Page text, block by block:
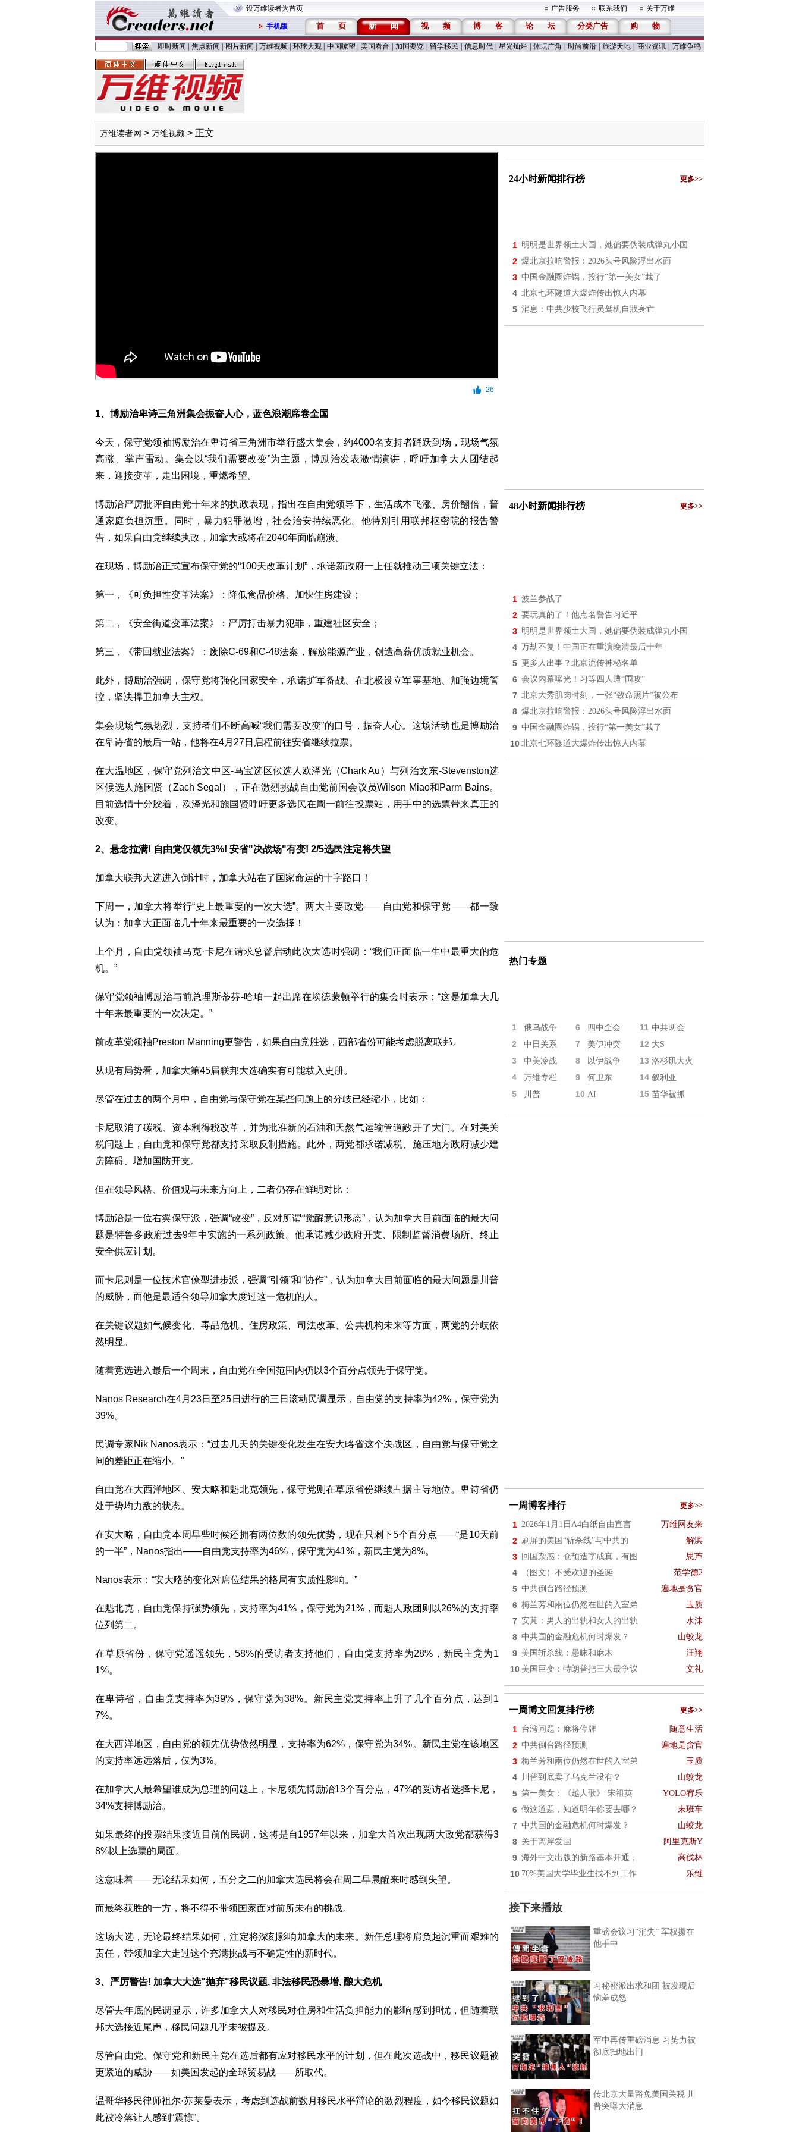
设万维读者为首页 广告服务 联系我们 关于万维
手机版 首 页 新 闻 视 频 博 客 论 坛 分类广告 购 物
即时新闻 焦点新闻 图片新闻 万维视频 环球大观 中国嘹望 美国看台 加国要览 留学移民 信息时代 星光灿烂 体坛广角 时尚前沿 旅游天地 商业资讯 万维争鸣
万维读者网 > 万维视频 > 正文
26
1、博励治卑诗三角洲集会振奋人心，蓝色浪潮席卷全国
今天，保守党领袖博励治在卑诗省三角洲市举行盛大集会，约4000名支持者踊跃到场，现场气氛
高涨、掌声雷动。集会以“我们需要改变”为主题，博励治发表激情演讲，呼吁加拿大人团结起
来，迎接变革，走出困境，重燃希望。
博励治严厉批评自由党十年来的执政表现，指出在自由党领导下，生活成本飞涨、房价翻倍，普
通家庭负担沉重。同时，暴力犯罪激增，社会治安持续恶化。他特别引用联邦枢密院的报告警
告，如果自由党继续执政，加拿大或将在2040年面临崩溃。
在现场，博励治正式宣布保守党的“100天改革计划”，承诺新政府一上任就推动三项关键立法：
第一，《可负担性变革法案》：降低食品价格、加快住房建设；
第二，《安全街道变革法案》：严厉打击暴力犯罪，重建社区安全；
第三，《带回就业法案》：废除C-69和C-48法案，解放能源产业，创造高薪优质就业机会。
此外，博励治强调，保守党将强化国家安全，承诺扩军备战、在北极设立军事基地、加强边境管
控，坚决捍卫加拿大主权。
集会现场气氛热烈，支持者们不断高喊“我们需要改变”的口号，振奋人心。这场活动也是博励治
在卑诗省的最后一站，他将在4月27日启程前往安省继续拉票。
在大温地区，保守党列治文中区-马宝选区候选人欧泽光（Chark Au）与列治文东-Stevenston选
区候选人施国贤（Zach Segal），正在激烈挑战自由党前国会议员Wilson Miao和Parm Bains。
目前选情十分胶着，欧泽光和施国贤呼吁更多选民在周一前往投票站，用手中的选票带来真正的
改变。
2、悬念拉满! 自由党仅领先3%! 安省"决战场"有变! 2/5选民注定将失望
加拿大联邦大选进入倒计时，加拿大站在了国家命运的十字路口！
下周一，加拿大将举行“史上最重要的一次大选”。两大主要政党——自由党和保守党——都一致
认为：加拿大正面临几十年来最重要的一次选择！
上个月，自由党领袖马克·卡尼在请求总督启动此次大选时强调：“我们正面临一生中最重大的危
机。”
保守党领袖博励治与前总理斯蒂芬-哈珀一起出席在埃德蒙顿举行的集会时表示：“这是加拿大几
十年来最重要的一次决定。”
前改革党领袖Preston Manning更警告，如果自由党胜选，西部省份可能考虑脱离联邦。
从现有局势看，加拿大第45届联邦大选确实有可能载入史册。
尽管在过去的两个月中，自由党与保守党在某些问题上的分歧已经缩小，比如：
卡尼取消了碳税、资本利得税改革，并为批准新的石油和天然气运输管道敞开了大门。在对美关
税问题上，自由党和保守党都支持采取反制措施。此外，两党都承诺减税、施压地方政府减少建
房障碍、增加国防开支。
但在领导风格、价值观与未来方向上，二者仍存在鲜明对比：
博励治是一位右翼保守派，强调“改变”，反对所谓“觉醒意识形态”，认为加拿大目前面临的最大问
题是特鲁多政府过去9年中实施的一系列政策。他承诺减少政府开支、限制监督消费场所、终止
安全供应计划。
而卡尼则是一位技术官僚型进步派，强调“引领”和“协作”，认为加拿大目前面临的最大问题是川普
的威胁，而他是最适合领导加拿大度过这一危机的人。
在关键议题如气候变化、毒品危机、住房政策、司法改革、公共机构未来等方面，两党的分歧依
然明显。
随着竞选进入最后一个周末，自由党在全国范围内仍以3个百分点领先于保守党。
Nanos Research在4月23日至25日进行的三日滚动民调显示，自由党的支持率为42%，保守党为
39%。
民调专家Nik Nanos表示：“过去几天的关键变化发生在安大略省这个决战区，自由党与保守党之
间的差距正在缩小。”
自由党在大西洋地区、安大略和魁北克领先，保守党则在草原省份继续占据主导地位。卑诗省仍
处于势均力敌的状态。
在安大略，自由党本周早些时候还拥有两位数的领先优势，现在只剩下5个百分点——“是10天前
的一半”，Nanos指出——自由党支持率为46%，保守党为41%，新民主党为8%。
Nanos表示：“安大略的变化对席位结果的格局有实质性影响。”
在魁北克，自由党保持强势领先，支持率为41%，保守党为21%，而魁人政团则以26%的支持率
位列第二。
在草原省份，保守党遥遥领先，58%的受访者支持他们，自由党支持率为28%，新民主党为1
1%。
在卑诗省，自由党支持率为39%，保守党为38%。新民主党支持率上升了几个百分点，达到1
7%。
在大西洋地区，自由党的领先优势依然明显，支持率为62%，保守党为34%。新民主党在该地区
的支持率远远落后，仅为3%。
在加拿大人最希望谁成为总理的问题上，卡尼领先博励治13个百分点，47%的受访者选择卡尼，
34%支持博励治。
如果最终的投票结果接近目前的民调，这将是自1957年以来，加拿大首次出现两大政党都获得3
8%以上选票的局面。
这意味着——无论结果如何，五分之二的加拿大选民将会在周二早晨醒来时感到失望。
而最终获胜的一方，将不得不带领国家面对前所未有的挑战。
这场大选，无论最终结果如何，注定将深刻影响加拿大的未来。新任总理将肩负起沉重而艰难的
责任，带领加拿大走过这个充满挑战与不确定性的新时代。
3、严厉警告! 加拿大大选"抛弃"移民议题, 非法移民恐暴增, 酿大危机
尽管去年底的民调显示，许多加拿大人对移民对住房和生活负担能力的影响感到担忧，但随着联
邦大选接近尾声，移民问题几乎未被提及。
尽管自由党、保守党和新民主党在选后都有应对移民水平的计划，但在此次选战中，移民议题被
更紧迫的威胁——如美国发起的全球贸易战——所取代。
温哥华移民律师祖尔·苏莱曼表示，考虑到选战前数月移民水平辩论的激烈程度，如今移民议题如
此被冷落让人感到“震惊”。
24小时新闻排行榜 更多>>
1 明明是世界领土大国，她偏要伪装成弹丸小国
2 爆北京拉响警报：2026头号风险浮出水面
3 中国金融圈炸锅，投行“第一美女”栽了
4 北京七环隧道大爆炸传出惊人内幕
5 消息：中共少校飞行员驾机自戕身亡
48小时新闻排行榜 更多>>
1 波兰参战了
2 要玩真的了！他点名警告习近平
3 明明是世界领土大国，她偏要伪装成弹丸小国
4 万劫不复！中国正在重演晚清最后十年
5 更多人出事？北京流传神秘名单
6 会议内幕曝光！习等四人遭“围攻”
7 北京大秀肌肉时刻，一张“致命照片”被公布
8 爆北京拉响警报：2026头号风险浮出水面
9 中国金融圈炸锅，投行“第一美女”栽了
10 北京七环隧道大爆炸传出惊人内幕
热门专题
1 俄乌战争 6 四中全会 11 中共两会
2 中日关系 7 美伊冲突 12 大S
3 中美冷战 8 以伊战争 13 洛杉矶大火
4 万维专栏 9 何卫东 14 叙利亚
5 川普 10 AI 15 苗华被抓
一周博客排行 更多>>
1 2026年1月1日A4白纸自由宣言 万维网友来
2 刷屏的美国“斩杀线”与中共的 解滨
3 回国杂感：仓颉造字成真，有图 思芦
4 （图文）不受欢迎的圣诞 范学德2
5 中共倒台路径预测 遍地是贪官
6 梅兰芳和兩位仍然在世的入室弟 玉质
7 安芃：男人的出轨和女人的出轨 水沫
8 中共国的金融危机何时爆发？ 山蛟龙
9 美国斩杀线：愚昧和麻木 汪翔
10 美国巨变：特朗普把三大最争议 文礼
一周博文回复排行榜 更多>>
1 台湾问题：麻将停牌 随意生活
2 中共倒台路径预测 遍地是贪官
3 梅兰芳和兩位仍然在世的入室弟 玉质
4 川普到底卖了乌克兰没有？ 山蛟龙
5 第一美女：《越人歌》-宋祖英 YOLO宥乐
6 做这道题，知道明年你要去哪？ 末班车
7 中共国的金融危机何时爆发？ 山蛟龙
8 关于离岸爱国 阿里克斯Y
9 海外中文出版的新路基本开通， 高伐林
10 70%美国大学毕业生找不到工作 乐维
接下来播放
重磅会议习“消失” 军权攥在
他手中
习秘密派出求和团 被发现后
恼羞成怒
军中再传重磅消息 习势力被
彻底扫地出门
传北京大量豁免美国关税 川
普突曝大消息